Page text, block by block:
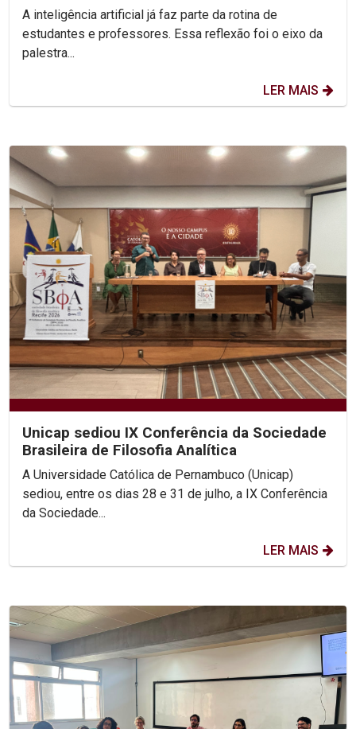
A inteligência artificial já faz parte da rotina de
estudantes e professores. Essa reflexão foi o eixo da
palestra...
LER MAIS
Unicap sediou IX Conferência da Sociedade
Brasileira de Filosofia Analítica
A Universidade Católica de Pernambuco (Unicap)
sediou, entre os dias 28 e 31 de julho, a IX Conferência
da Sociedade...
LER MAIS